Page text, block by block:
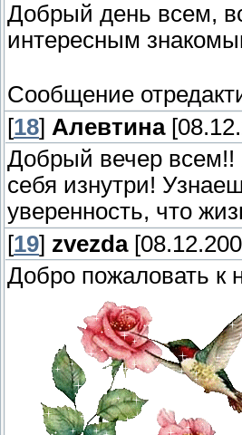
Добрый день всем,
интересным
Сообщение
[18] Алевтина
Добрый вечер всем!!
себя изнутри!
уверенность, что
[19] zvezda
Добро пожаловать к